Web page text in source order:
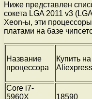
Ниже представлен
сокета LGA 2011 v3
Xeon-ы, эти
платами на базе
Название
процессора
Купить на
Aliexpress
Core i7-
5960X
18590